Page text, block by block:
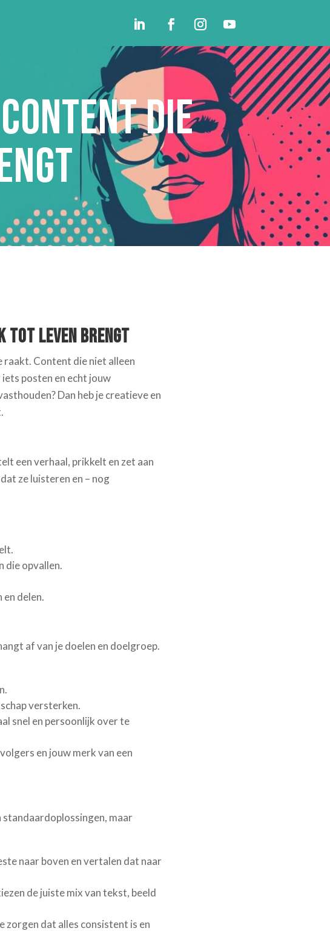
die
tot Leven Brengt
raakt. Content die niet alleen
posten en echt jouw
Dan heb je creatieve en
een verhaal, prikkelt en zet aan
ze luisteren en – nog
die opvallen.
delen.
af van je doelen en doelgroep.
versterken.
snel en persoonlijk over te
en jouw merk van een
maar
naar boven en vertalen dat naar
de juiste mix van tekst, beeld
zorgen dat alles consistent is en